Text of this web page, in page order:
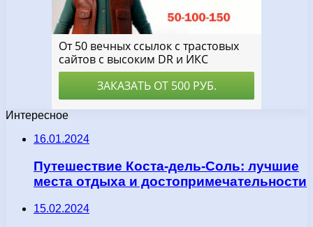
Интересное
16.01.2024
Путешествие Коста-дель-Соль: лучшие
места отдыха и достопримечательности
15.02.2024